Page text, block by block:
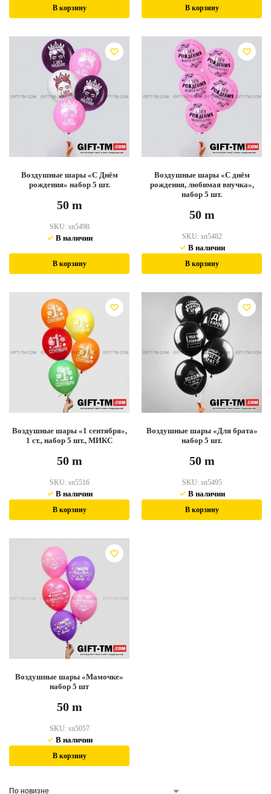
В корзину В корзину
Воздушные шары «С Днём
рождения» набор 5 шт.
50 m
SKU: sn5498
В наличии
В корзину
Воздушные шары «С днём
рождения, любимая внучка»,
набор 5 шт.
50 m
SKU: sn5482
В наличии
В корзину
Воздушные шары «1 сентября»,
1 ст., набор 5 шт., МИКС
50 m
SKU: sn5516
В наличии
В корзину
Воздушные шары «Для брата»
набор 5 шт.
50 m
SKU: sn5495
В наличии
В корзину
Воздушные шары «Мамочке»
набор 5 шт
50 m
SKU: sn5057
В наличии
В корзину